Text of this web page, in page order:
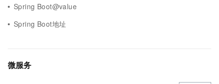
Spring Boot@value
Spring Boot地址
微服务